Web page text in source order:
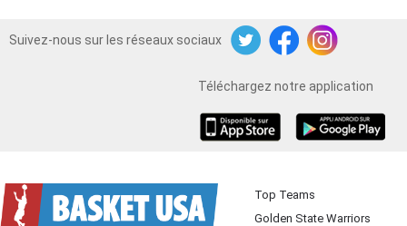
Suivez-nous sur les réseaux sociaux
TwitterFacebookInstagram
Téléchargez notre application
Top Teams
Golden State Warriors